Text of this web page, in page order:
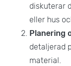
diskuterar
eller hus
Planering
detaljerad
material.